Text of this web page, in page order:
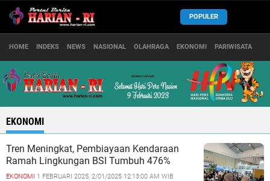
POPULER
HOME INDEKS NEWS NASIONAL OLAHRAGA EKONOMI PARIWISATA
EKONOMI
Tren Meningkat, Pembiayaan Kendaraan
Ramah Lingkungan BSI Tumbuh 476%
EKONOMI 1 FEBRUARI 2025, 2/01/2025 12:13:00 AM WIB